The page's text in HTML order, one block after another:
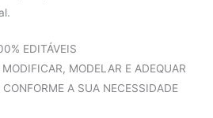
EDITÁVEIS
MODELAR E ADEQUAR
A SUA NECESSIDADE